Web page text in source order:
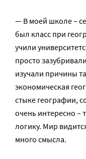
— В моей школе –
был класс при
учили
просто
изучали причины
экономическая
стыке географии,
очень интересно –
логику. Мир
много смысла.